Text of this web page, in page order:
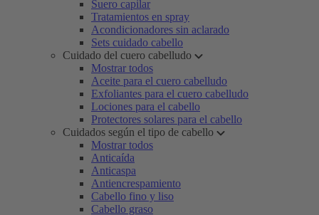
Suero capilar
Tratamientos en spray
Acondicionadores sin aclarado
Sets cuidado cabello
Cuidado del cuero cabelludo
Mostrar todos
Aceite para el cuero cabelludo
Exfoliantes para el cuero cabelludo
Lociones para el cabello
Protectores solares para el cabello
Cuidados según el tipo de cabello
Mostrar todos
Anticaída
Anticaspa
Antiencrespamiento
Cabello fino y liso
Cabello graso